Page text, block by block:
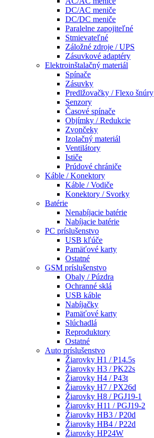
DC/AC meniče
DC/DC meniče
Paralelne zapojiteľné
Stmievateľné
Záložné zdroje / UPS
Zásuvkové adaptéry
Elektroinštalačný materiál
Spínače
Zásuvky
Predlžovačky / Flexo šnúry
Senzory
Časové spínače
Objímky / Redukcie
Zvončeky
Izolačný materiál
Ventilátory
Ističe
Prúdové chrániče
Káble / Konektory
Káble / Vodiče
Konektory / Svorky
Batérie
Nenabíjacie batérie
Nabíjacie batérie
PC príslušenstvo
USB kľúče
Pamäťové karty
Ostatné
GSM príslušenstvo
Obaly / Púzdra
Ochranné sklá
USB káble
Nabíjačky
Pamäťové karty
Slúchadlá
Reproduktory
Ostatné
Auto príslušenstvo
Žiarovky H1 / P14.5s
Žiarovky H3 / PK22s
Žiarovky H4 / P43t
Žiarovky H7 / PX26d
Žiarovky H8 / PGJ19-1
Žiarovky H11 / PGJ19-2
Žiarovky HB3 / P20d
Žiarovky HB4 / P22d
Žiarovky HP24W